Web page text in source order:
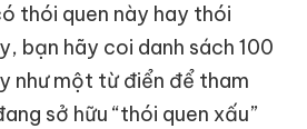
thói quen này hay thói
bạn hãy coi danh sách 100
như một từ điển để tham
sở hữu “thói quen xấu”